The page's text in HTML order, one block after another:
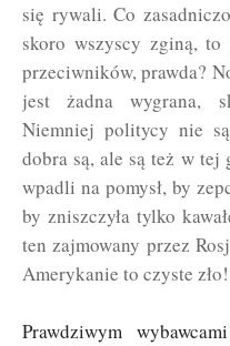
się rywali. Co
skoro wszyscy zginą,
przeciwników, prawda?
jest żadna wygrana,
Niemniej politycy nie
dobra są, ale są też w tej
wpadli na pomysł, by
by zniszczyła tylko
ten zajmowany przez
Amerykanie to czyste zło!
Prawdziwym